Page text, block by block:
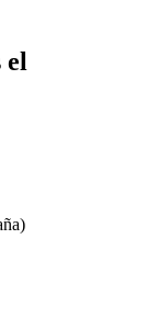
el